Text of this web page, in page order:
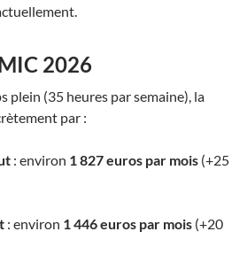
2026
plein (35 heures par semaine), la
par :
: environ 1 827 euros par mois (+25
: environ 1 446 euros par mois (+20